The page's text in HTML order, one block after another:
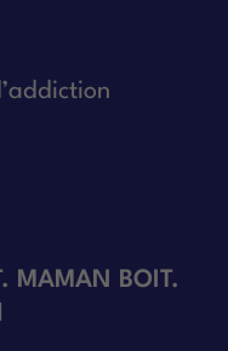
MAMAN BOIT.